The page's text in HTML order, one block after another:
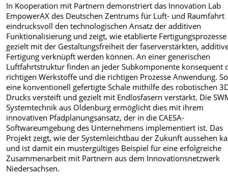
In Kooperation mit Partnern demonstriert das Innovation Lab
EmpowerAX des Deutschen Zentrums für Luft- und Raumfahrt
eindrucksvoll den technologischen Ansatz der additiven
Funktionalisierung und zeigt, wie etablierte Fertigungsprozesse
gezielt mit der Gestaltungsfreiheit der faserverstärkten,
Fertigung verknüpft werden können. An einer generischen
Luftfahrtstruktur finden an jeder Subkomponente konsequent
richtigen Werkstoffe und die richtigen Prozesse Anwendung.
eine konventionell gefertigte Schale mithilfe des robotischen
Drucks versteift und gezielt mit Endlosfasern verstärkt. Die
Systemtechnik aus Oldenburg ermöglicht dies mit ihrem
innovativen Pfadplanungsansatz, der in die CAESA-
Softwareumgebung des Unternehmens implementiert ist. Das
Projekt zeigt, wie der Systemleichtbau der Zukunft aussehen
und ist damit ein mustergültiges Beispiel für eine erfolgreiche
Zusammenarbeit mit Partnern aus dem Innovationsnetzwerk
Niedersachsen.